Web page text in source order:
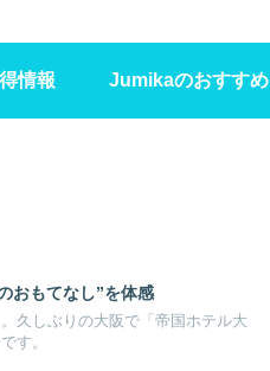
情報 Jumikaのおすすめ
おもてなし”を体感
久しぶりの大阪で「帝国ホテル大
す。